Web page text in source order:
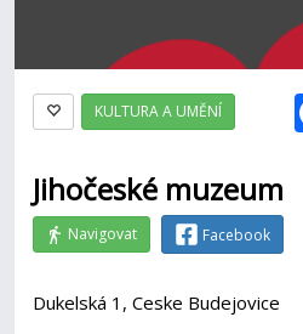
KULTURA A UMĚNÍ
Jihočeské muzeum
Navigovat Facebook
Dukelská 1, Ceske Budejovice